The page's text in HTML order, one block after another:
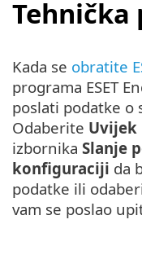
Tehnička
Kada se obratite
programa ESET
poslati podatke o
Odaberite Uvijek
izbornika Slanje
konfiguraciji da
podatke ili
vam se poslao